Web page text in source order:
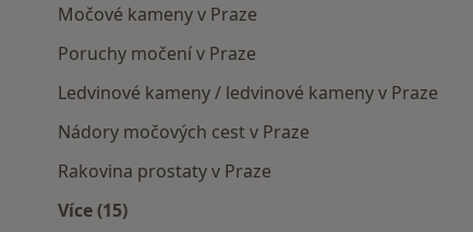
Močové kameny v Praze
Poruchy močení v Praze
Ledvinové kameny / ledvinové kameny v Praze
Nádory močových cest v Praze
Rakovina prostaty v Praze
Více (15)